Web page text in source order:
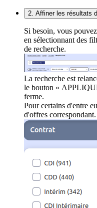
2. Affiner les résultats
Si besoin, vous
en sélectionnant des
de recherche.
La recherche est
le bouton «
ferme.
Pour certains d'entre
d'offres correspondant.